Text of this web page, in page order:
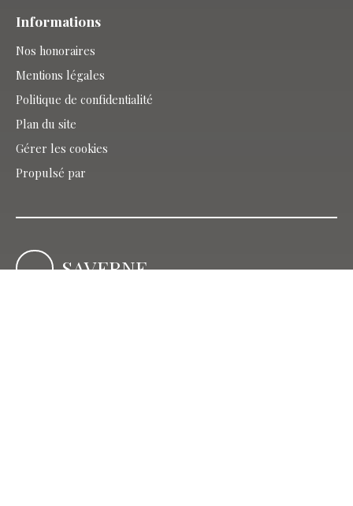
Informations
Nos honoraires
Mentions légales
Politique de confidentialité
Plan du site
Gérer les cookies
Propulsé par
SAVERNE